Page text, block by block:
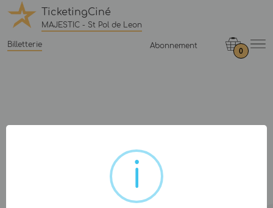
TicketingCiné
MAJESTIC - St Pol de Leon
Billetterie Abonnement
0